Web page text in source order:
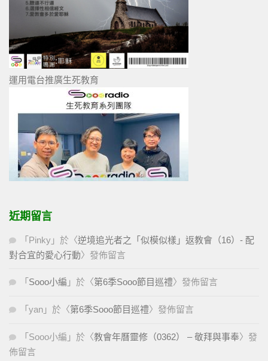
運用電台推廣生死教育
近期留言
「 Pinky 」於〈逆境追光者之「似模似樣」返教會（16）- 配
對合宜的愛心行動〉發佈留言
「 Sooo小編 」於〈第6季Sooo節目巡禮〉發佈留言
「 yan 」於〈第6季Sooo節目巡禮〉發佈留言
「 Sooo小編 」於〈教會年曆靈修（0362） – 敬拜與事奉〉發
佈留言